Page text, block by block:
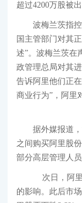
超过4200万股被出
波梅兰茨指
国主管部门对其
述”。波梅兰茨在
政管理总局对其
告诉阿里他们正
商业行为”，阿里
据外媒报道
之间购买阿里股
部分高层管理人
次日，阿里
的影响。此后市